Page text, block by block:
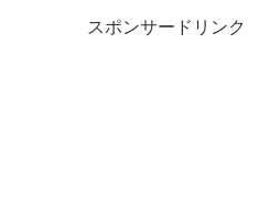
スポンサードリンク